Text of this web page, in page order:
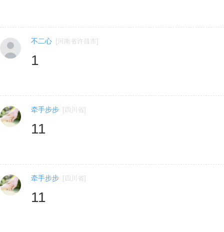
不二心 [河南省许昌市]
1
牵手步步 [ 四川省]
11
牵手步步 [ 四川省]
11